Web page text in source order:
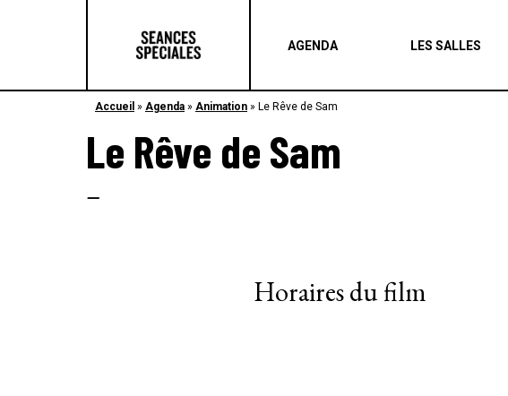
AGENDA LES SALLES
Accueil » Agenda » Animation » Le Rêve de Sam
Le Rêve de Sam
–
Horaires du film